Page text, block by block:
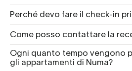
Perché devo fare il check-in
Come posso contattare la
Ogni quanto tempo vengono
gli appartamenti di Numa?